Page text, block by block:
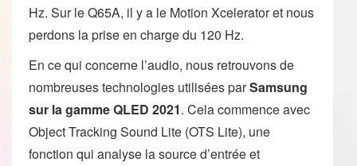
Hz. Sur le Q65A, il y a le Motion Xcelerator et nous
perdons la prise en charge du 120 Hz.
En ce qui concerne l’audio, nous retrouvons de
nombreuses technologies utilisées parSamsung
sur la gamme QLED 2021. Cela commence avec
Object Tracking Sound Lite (OTS Lite), une
fonction qui analyse la source d’entrée et